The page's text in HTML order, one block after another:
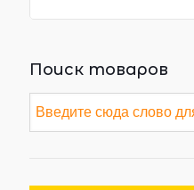
Поиск товаров